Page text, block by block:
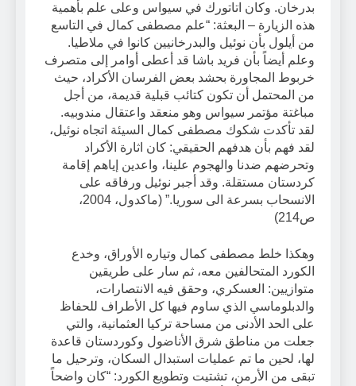
بدرخان. وكان اتاتورك في سيواس وعلى علم بأهمية
هذه الزيارة – البعثة: “علم مصطفى كمال في التاسع
من أيلول بأن نوئيل والبدرخانيين كانوا في ملاطيا.
وعلم أيضاً بأن فريد باشا قد أعطى أوامر إلى متصرف
خربوط المجاورة بحشد بعض الفرسان الأكراد، حيث
من المحتمل أن تكون كتائب قبلية قديمة، من أجل
مباغتة مؤتمر سيواس وهو منعقد واعتقال مندوبيه.
لقد تأكدت شكوك مصطفى كمال السيئة اتجاه نوئيل،
لقد فهم بأن هدفهم الحقيقي: كان اثارة الأكراد
وتحرضهم ضدنا والهجوم علينا، واعدين إياهم إقامة
كردستان مستقلة. وقد أجبر نوئيل ورفاقه على
الانسحاب بسرعة الى سوريا.” (ماكدول، 2004،
ص214)
وهكذا خلط مصطفى كمال وتياره الأوراق، وخدع
الكورد المتحالفين معه، ثم سار على طريقين
متوازيين: العسكري، وحقق فيه الانتصارات،
والدبلوماسي الذي ساوم فيها كل الأطراف للحفاظ
على الحد الأدنى من مساحة تركيا العثمانية، والتي
جعلت من مناطق شرق الأناضول وكوردستان قاعدة
لها، لحين ما تم عمليات استبدال السكان، وترحيل ما
تبقى من الأرمن، تشتيت وتطويع الكورد: “كان واضحاً